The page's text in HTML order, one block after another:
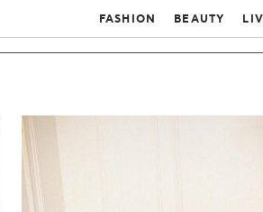
FASHION BEAUTY